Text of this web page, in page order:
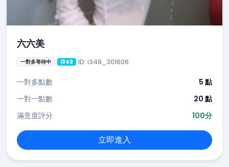
六六美
一對多等待中 i349 ID: i349_301606
一對多點數
5 點
一對一點數
20 點
滿意度評分
100分
立即進入